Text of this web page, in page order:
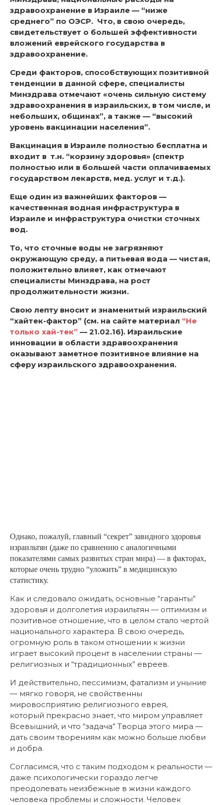
здравоохранение в Израиле — “ниже
среднего” по ОЭСР. Что, в свою очередь,
свидетельствует о большей эффективности
вложений еврейского государства в
здравоохранение.
Среди факторов, способствующих позитивной
тенденции в данной сфере, специалисты
Минздрава отмечают «очень сильную систему
здравоохранения в израильских, в том числе, и
небольших, общинах”, а также — “высокий
уровень вакцинации населения”.
Вакцинация в Израиле полностью бесплатна и
входит в т.н. “корзину здоровья» (спектр
полностью или в большей части оплачиваемых
государством лекарств, мед. услуг и т.д.).
Еще один из важнейших факторов —
качественная водная инфраструктура в
Израиле и инфраструктура очистки сточных
вод.
То, что сточные воды не загрязняют
окружающую среду, а питьевая вода — чистая,
положительно влияет, как отмечают
специалисты Минздрава, на рост
продолжительности жизни.
Свою лепту вносит и знаменитый израильский
“хайтек-фактор” (см. на сайте материал “Не
только хай-тек” — 21.02.16). Израильские
инновации в области здравоохранения
оказывают заметное позитивное влияние на
сферу израильского здравоохранения.
Однако, пожалуй, главный “секрет” завидного здоровья
израильтян (даже по сравнению с аналогичными
показателями самых развитых стран мира) — в факторах,
которые очень трудно “уложить” в медицинскую
статистику.
Как и следовало ожидать, основные “гаранты”
здоровья и долголетия израильтян — оптимизм и
позитивное отношение, что в целом стало чертой
национального характера. В свою очередь,
огромную роль в таком отношении к жизни
играет высокий процент в населении страны —
религиозных и “традиционных” евреев.
И действительно, пессимизм, фатализм и уныние
— мягко говоря, не свойственны
мировосприятию религиозного еврея,
который прекрасно знает, что миром управляет
Всевышний, и что “задача” Творца этого мира —
дать своим творениям как можно больше любви
и добра.
Согласимся, что с таким подходом к реальности —
даже психологически гораздо легче
преодолевать неизбежные в жизни каждого
человека проблемы и сложности. Человек